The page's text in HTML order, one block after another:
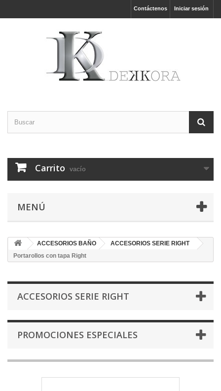
Iniciar sesión
Contáctenos
Carrito vacío
MENÚ
ACCESORIOS BAÑO
ACCESORIOS SERIE RIGHT
Portarollos con tapa Right
ACCESORIOS SERIE RIGHT
PROMOCIONES ESPECIALES